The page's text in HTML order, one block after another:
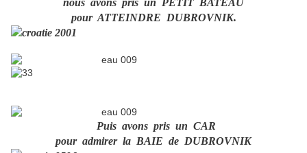
nous avons pris un PETIT BATEAU
pour ATTEINDRE DUBROVNIK.
Puis avons pris un CAR
pour admirer la BAIE de DUBROVNIK